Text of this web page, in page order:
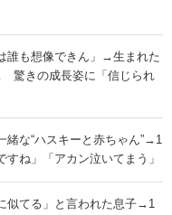
誰も想像できん」→生まれた
きの成長姿に「信じられ
緒な“ハスキーと赤ちゃん”→1
ね」「アカン泣いてまう」
似てる」と言われた息子→1